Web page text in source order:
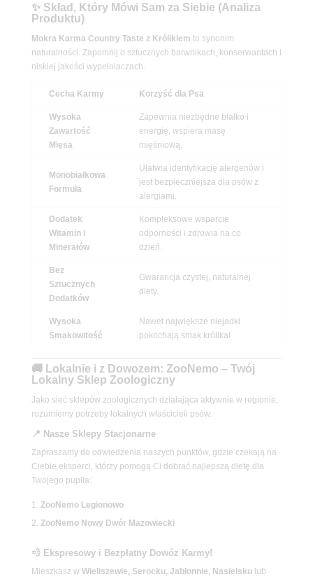
✨ Skład, Który Mówi Sam za Siebie (Analiza
Produktu)
Mokra Karma Country Taste z Królikiem to synonim
naturalności. Zapomnij o sztucznych barwnikach, konserwantach i
niskiej jakości wypełniaczach.
Cecha Karmy Korzyść dla Psa
Wysoka
Zawartość
Mięsa
Zapewnia niezbędne białko i
energię, wspiera masę
mięśniową.
Monobiałkowa
Formuła
Ułatwia identyfikację alergenów i
jest bezpieczniejsza dla psów z
alergiami.
Dodatek
Witamin i
Minerałów
Kompleksowe wsparcie
odporności i zdrowia na co
dzień.
Bez
Sztucznych
Dodatków
Gwarancja czystej, naturalnej
diety.
Wysoka
Smakowitość
Nawet największe niejadki
pokochają smak królika!
🚚 Lokalnie i z Dowozem: ZooNemo – Twój
Lokalny Sklep Zoologiczny
Jako sieć sklepów zoologicznych działająca aktywnie w regionie,
rozumiemy potrzeby lokalnych właścicieli psów.
📍 Nasze Sklepy Stacjonarne
Zapraszamy do odwiedzenia naszych punktów, gdzie czekają na
Ciebie eksperci, którzy pomogą Ci dobrać najlepszą dietę dla
Twojego pupila:
ZooNemo Legionowo
ZooNemo Nowy Dwór Mazowiecki
💨 Ekspresowy i Bezpłatny Dowóz Karmy!
Mieszkasz w Wieliszewie, Serocku, Jabłonnie, Nasielskulub